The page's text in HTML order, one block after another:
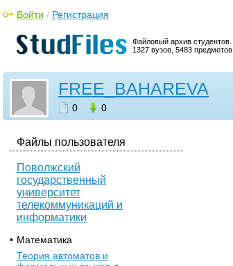
Файловый архив студентов.
1327 вузов, 5483 предметов.
Войти / Регистрация
FREE_BAHAREVA
0 0
Файлы пользователя
Поволжский
государственный
университет
телекоммуникаций и
информатики
• Математика
Теория автоматов и